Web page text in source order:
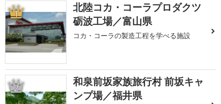
1
北陸コカ・コーラプロダクツ
砺波工場／富山県
コカ・コーラの製造工程を学べる施設
2
和泉前坂家族旅行村 前坂キャ
ンプ場／福井県